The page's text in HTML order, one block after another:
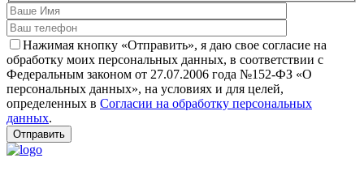
Нажимая кнопку «Отправить», я даю свое согласие на
обработку моих персональных данных, в соответствии с
Федеральным законом от 27.07.2006 года №152-ФЗ «О
персональных данных», на условиях и для целей,
определенных в Согласии на обработку персональных
данных.